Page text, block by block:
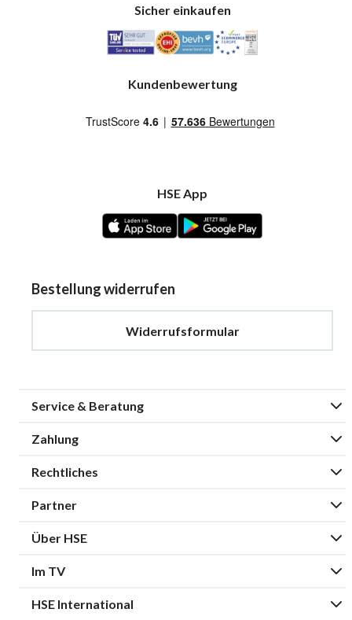
Sicher einkaufen
Kundenbewertung
HSE App
Bestellung widerrufen
Widerrufsformular
Service & Beratung
Zahlung
Rechtliches
Partner
Über HSE
Im TV
HSE International